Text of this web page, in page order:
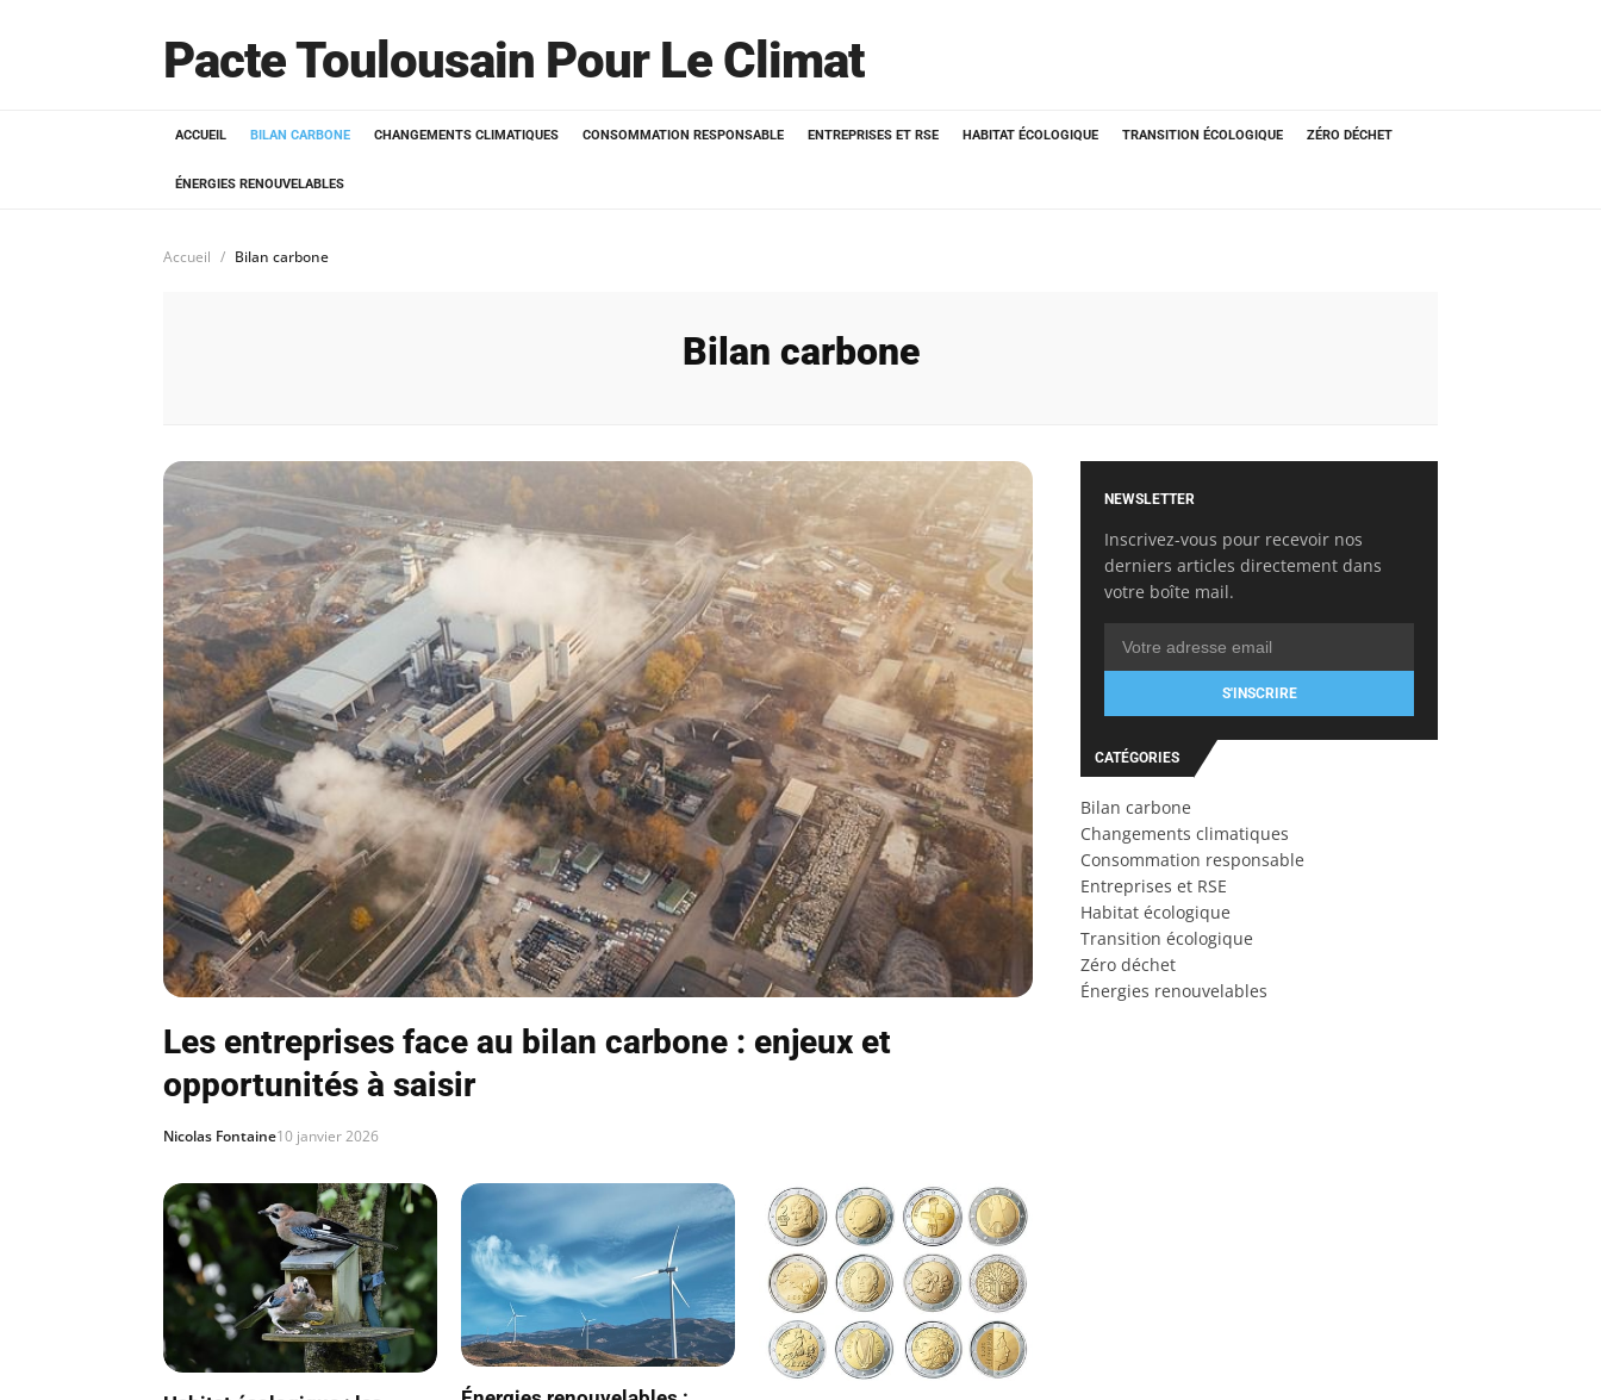
Pacte Toulousain Pour Le Climat
ACCUEIL BILAN CARBONE CHANGEMENTS CLIMATIQUES CONSOMMATION RESPONSABLE ENTREPRISES ET RSE HABITAT ÉCOLOGIQUE TRANSITION ÉCOLOGIQUE ZÉRO DÉCHET
ÉNERGIES RENOUVELABLES
Accueil Bilan carbone
Bilan carbone
Les entreprises face au bilan carbone : enjeux et
opportunités à saisir
Nicolas Fontaine10 janvier 2026
NEWSLETTER
Inscrivez-vous pour recevoir nos
derniers articles directement dans
votre boîte mail.
S'INSCRIRE
CATÉGORIES
Bilan carbone
Changements climatiques
Consommation responsable
Entreprises et RSE
Habitat écologique
Transition écologique
Zéro déchet
Énergies renouvelables